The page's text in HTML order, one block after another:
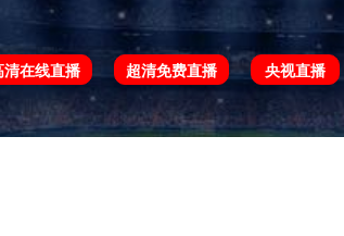
欧洲杯
欧冠
欧协联
清在线直播 超清免费直播 央视直播